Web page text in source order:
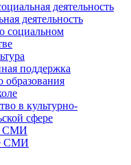
деятельность
деятельность
социальном
поддержка
образования
в культурно-
сфере
СМИ
СМИ